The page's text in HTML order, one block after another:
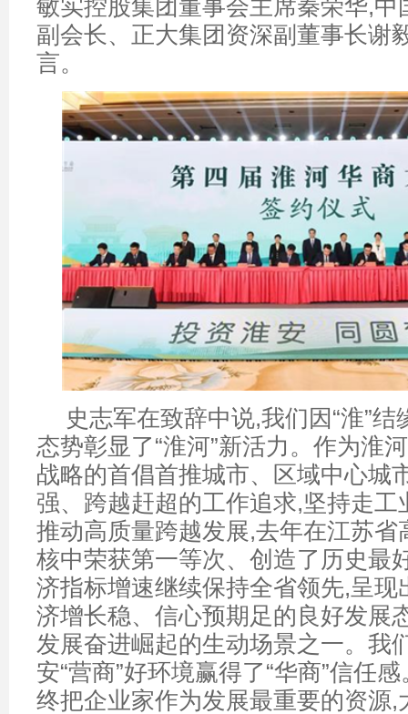
敏实控股集团董事会主席秦荣华,中
副会长、正大集团资深副董事长谢
言。
史志军在致辞中说,我们因“淮”结
态势彰显了“淮河”新活力。作为淮
战略的首倡首推城市、区域中心城
强、跨越赶超的工作追求,坚持走工
推动高质量跨越发展,去年在江苏省
核中荣获第一等次、创造了历史最
济指标增速继续保持全省领先,呈现
济增长稳、信心预期足的良好发展
发展奋进崛起的生动场景之一。我
安“营商”好环境赢得了“华商”信任
终把企业家作为发展最重要的资源,